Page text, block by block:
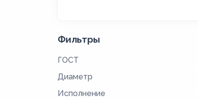
Фильтры
ГОСТ
Диаметр
Исполнение